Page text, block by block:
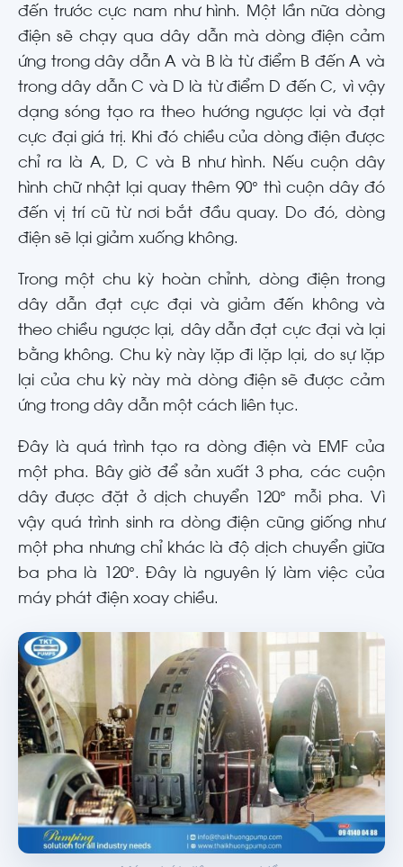
đến trước cực nam như hình. Một lần nữa dòng
điện sẽ chạy qua dây dẫn mà dòng điện cảm
ứng trong dây dẫn A và B là từ điểm B đến A và
trong dây dẫn C và D là từ điểm D đến C, vì vậy
dạng sóng tạo ra theo hướng ngược lại và đạt
cực đại giá trị. Khi đó chiều của dòng điện được
chỉ ra là A, D, C và B như hình. Nếu cuộn dây
hình chữ nhật lại quay thêm 90° thì cuộn dây đó
đến vị trí cũ từ nơi bắt đầu quay. Do đó, dòng
điện sẽ lại giảm xuống không.
Trong một chu kỳ hoàn chỉnh, dòng điện trong
dây dẫn đạt cực đại và giảm đến không và
theo chiều ngược lại, dây dẫn đạt cực đại và lại
bằng không. Chu kỳ này lặp đi lặp lại, do sự lặp
lại của chu kỳ này mà dòng điện sẽ được cảm
ứng trong dây dẫn một cách liên tục.
Đây là quá trình tạo ra dòng điện và EMF của
một pha. Bây giờ để sản xuất 3 pha, các cuộn
dây được đặt ở dịch chuyển 120° mỗi pha. Vì
vậy quá trình sinh ra dòng điện cũng giống như
một pha nhưng chỉ khác là độ dịch chuyển giữa
ba pha là 120°. Đây là nguyên lý làm việc của
máy phát điện xoay chiều.